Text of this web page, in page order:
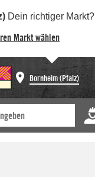
Dein richtiger Markt?
Markt wählen
Bornheim (Pfalz)